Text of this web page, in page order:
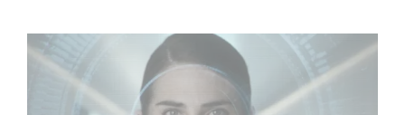
La nouvelle production Gaumont USA : « Futuro Desierto